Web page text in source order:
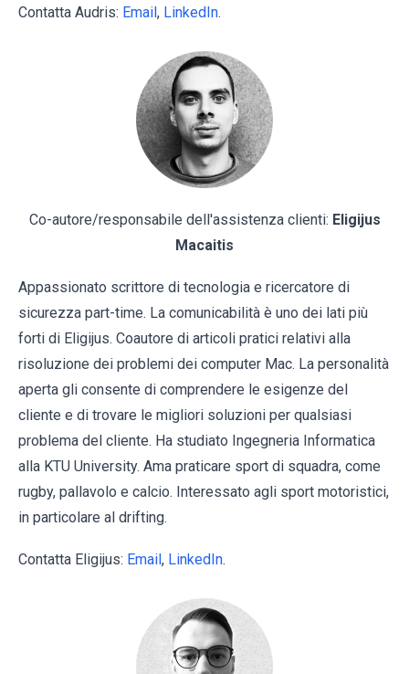
Contatta Audris: Email, LinkedIn.
Co-autore/responsabile dell'assistenza clienti: Eligijus
Macaitis
Appassionato scrittore di tecnologia e ricercatore di
sicurezza part-time. La comunicabilità è uno dei lati più
forti di Eligijus. Coautore di articoli pratici relativi alla
risoluzione dei problemi dei computer Mac. La personalità
aperta gli consente di comprendere le esigenze del
cliente e di trovare le migliori soluzioni per qualsiasi
problema del cliente. Ha studiato Ingegneria Informatica
alla KTU University. Ama praticare sport di squadra, come
rugby, pallavolo e calcio. Interessato agli sport motoristici,
in particolare al drifting.
Contatta Eligijus: Email, LinkedIn.